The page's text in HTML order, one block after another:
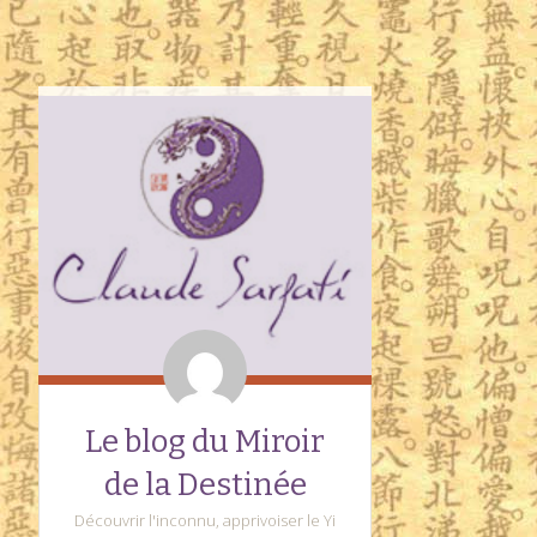
Le blog du Miroir
de la Destinée
Découvrir l'inconnu, apprivoiser le Yi